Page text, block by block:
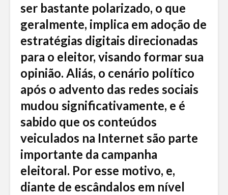
ser bastante polarizado, o que
geralmente, implica em adoção de
estratégias digitais direcionadas
para o eleitor, visando formar sua
opinião. Aliás, o cenário político
após o advento das redes sociais
mudou significativamente, e é
sabido que os conteúdos
veiculados na Internet são parte
importante da campanha
eleitoral. Por esse motivo, e,
diante de escândalos em nível